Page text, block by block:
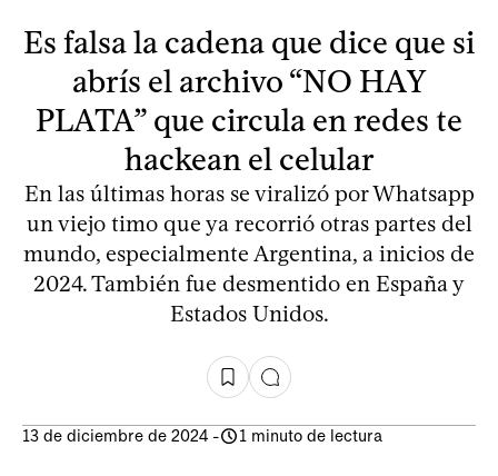
Es falsa la cadena que dice que si
abrís el archivo “NO HAY
PLATA” que circula en redes te
hackean el celular
En las últimas horas se viralizó por Whatsapp
un viejo timo que ya recorrió otras partes del
mundo, especialmente Argentina, a inicios de
2024. También fue desmentido en España y
Estados Unidos.
13 de diciembre de 2024 - 1 minuto de lectura